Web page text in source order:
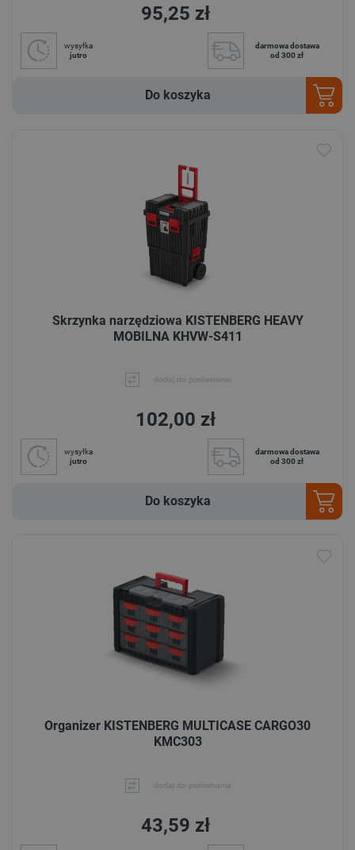
95,25 zł
wysyłka
jutro
darmowa dostawa
od 300 zł
Do koszyka
Skrzynka narzędziowa KISTENBERG HEAVY
MOBILNA KHVW-S411
dodaj do porównania
102,00 zł
wysyłka
jutro
darmowa dostawa
od 300 zł
Do koszyka
Organizer KISTENBERG MULTICASE CARGO30
KMC303
dodaj do porównania
43,59 zł